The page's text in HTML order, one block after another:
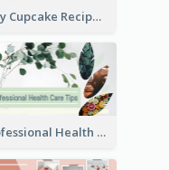
Easy Cupcake Recipes YouTube Thumbnail
Professional Health Care Tips YouTube Thumbnail